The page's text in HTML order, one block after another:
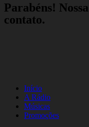
Parabéns!
contato.
Início
A Rádio
Músicas
Promoções